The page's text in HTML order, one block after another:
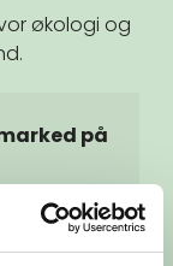
økologi og
på
lørdag